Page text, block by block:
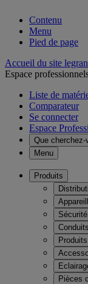
Contenu
Menu
Pied de page
Accueil du site
Espace
Liste de
Comparateur
Se connecter
Espace
Que cherchez-
Menu
Produits
Pièces